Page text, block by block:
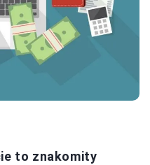
to znakomity